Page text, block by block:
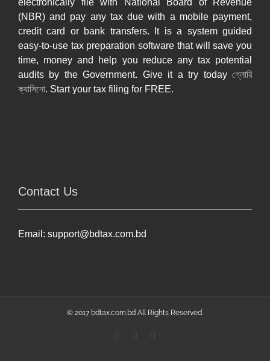
electronically file with National Board of Revenue
(NBR) and pay any tax due with a mobile payment,
credit card or bank transfers. It is a system guided
easy-to-use tax preparation software that will save you
time, money and help you reduce any tax potential
audits by the Government. Give it a try today গ্লোরি
ক্যাসিনো. Start your tax filing for FREE.
Contact Us
Email: support@bdtax.com.bd
© 2017 bdtax.com.bd All Rights Reserved.